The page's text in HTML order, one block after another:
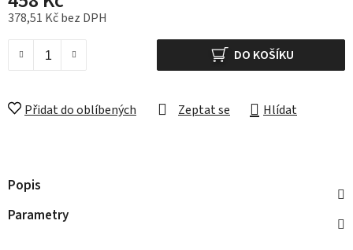
378,51 Kč bez DPH
DO KOŠÍKU
Zeptat se Hlídat
Přidat do oblíbených
Popis
Parametry